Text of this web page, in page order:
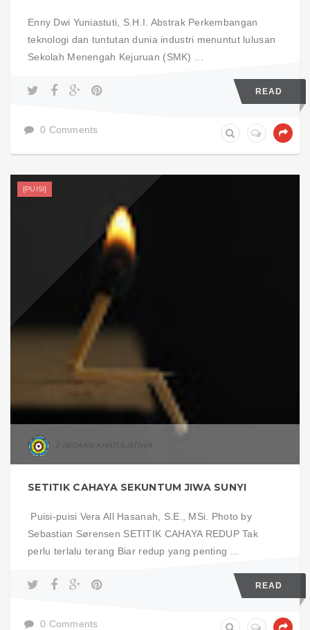
Enny Dwi Yuniastuti, S.H.I. Abstrak Perkembangan
teknologi dan tuntutan dunia industri menuntut lulusan
Sekolah Menengah Kejuruan (SMK) ...
READ
0 Comments
[PUISI]
REDAKSI KHATULISTIWA
SETITIK CAHAYA SEKUNTUM JIWA SUNYI
Puisi-puisi Vera All Hasanah, S.E., MSi. Photo by
Sebastian Sørensen SETITIK CAHAYA REDUP Tak
perlu terlalu terang Biar redup yang penting ...
READ
0 Comments